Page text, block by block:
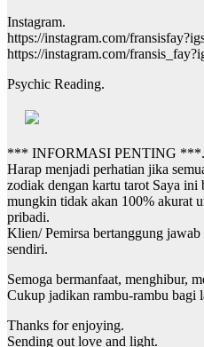
Instagram.
https://instagram.com/
https://instagram.com/
Psychic Reading.
*** INFORMASI PENTING ***.
Harap menjadi perhatian jika
zodiak dengan kartu tarot Saya ini
mungkin tidak akan 100% akurat
pribadi.
Klien/ Pemirsa bertanggung jawab
sendiri.
Semoga bermanfaat, menghibur,
Cukup jadikan rambu-rambu bagi
Thanks for enjoying.
Sending out love and light.